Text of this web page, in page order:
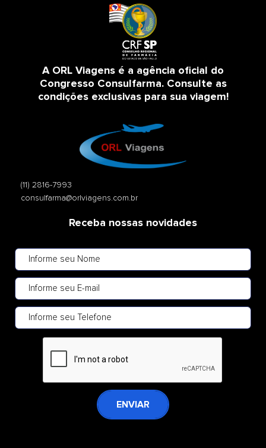
A ORL Viagens é a agência oficial do
Congresso Consulfarma. Consulte as
condições exclusivas para sua viagem!
(11) 2816-7993
consulfarma@orlviagens.com.br
Receba nossas novidades
ENVIAR